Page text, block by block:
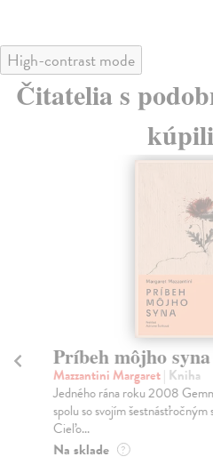
High-contrast mode
Čitatelia s
Príbeh môjho syna
Mazzantini Margaret| Kniha
Jedného rána roku 2008
spolu so svojím
Cieľo...
Na sklade ?